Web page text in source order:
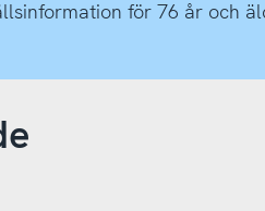
för 76 år och